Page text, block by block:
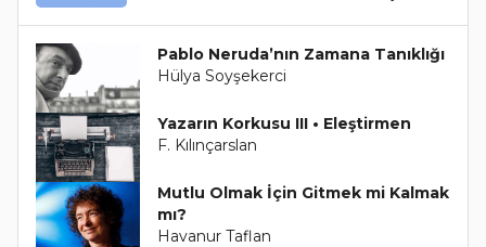
Pablo Neruda’nın Zamana Tanıklığı
Hülya Soyşekerci
Yazarın Korkusu III • Eleştirmen
F. Kılınçarslan
Mutlu Olmak İçin Gitmek mi Kalmak
mı?
Havanur Taflan